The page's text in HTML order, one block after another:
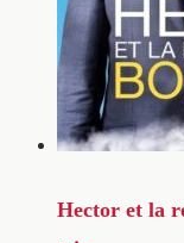
Hector et la